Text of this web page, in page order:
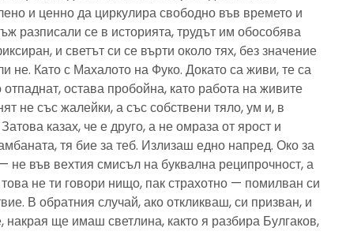
и ценно да циркулира свободно във времето и
разписали се в историята, трудът им обособява
и светът си се върти около тях, без значение
не. Като с Махалото на Фуко. Докато са живи, те са
остава пробойна, като работа на живите
не със жалейки, а със собствени тяло, ум и, в
казах, че е друго, а не омраза от ярост и
тя бие за теб. Излизаш едно напред. Око за
не във вехтия смисъл на буквална реципрочност, а
не ти говори нищо, пак страхотно — помилван си
В обратния случай, ако откликваш, си призван, и
ще имаш светлина, както я разбира Булгаков,